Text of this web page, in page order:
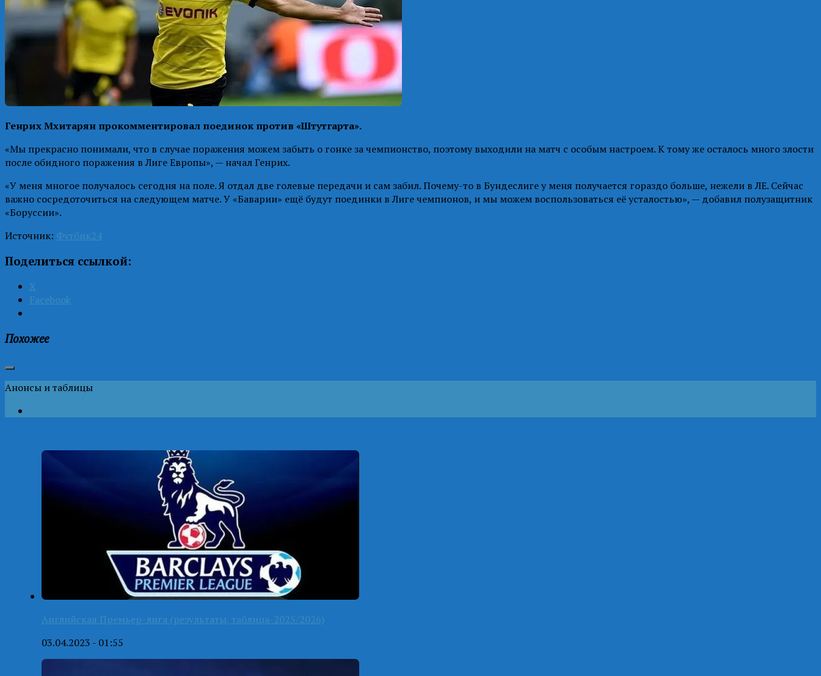
Генрих Мхитарян прокомментировал поединок против «Штутгарта».
«Мы прекрасно понимали, что в случае поражения можем забыть о гонке за чемпионство, поэтому выходили на матч с особым настроем. К тому же осталось много злости
после обидного поражения в Лиге Европы», — начал Генрих.
«У меня многое получалось сегодня на поле. Я отдал две голевые передачи и сам забил. Почему-то в Бундеслиге у меня получается гораздо больше, нежели в ЛЕ. Сейчас
важно сосредоточиться на следующем матче. У «Баварии» ещё будут поединки в Лиге чемпионов, и мы можем воспользоваться её усталостью», — добавил полузащитник
«Боруссии».
Источник: Футбик24
Поделиться ссылкой:
X
Facebook
Похожее
Анонсы и таблицы
Английская Премьер-лига (результаты, таблица-2025/2026)
03.04.2023 - 01:55